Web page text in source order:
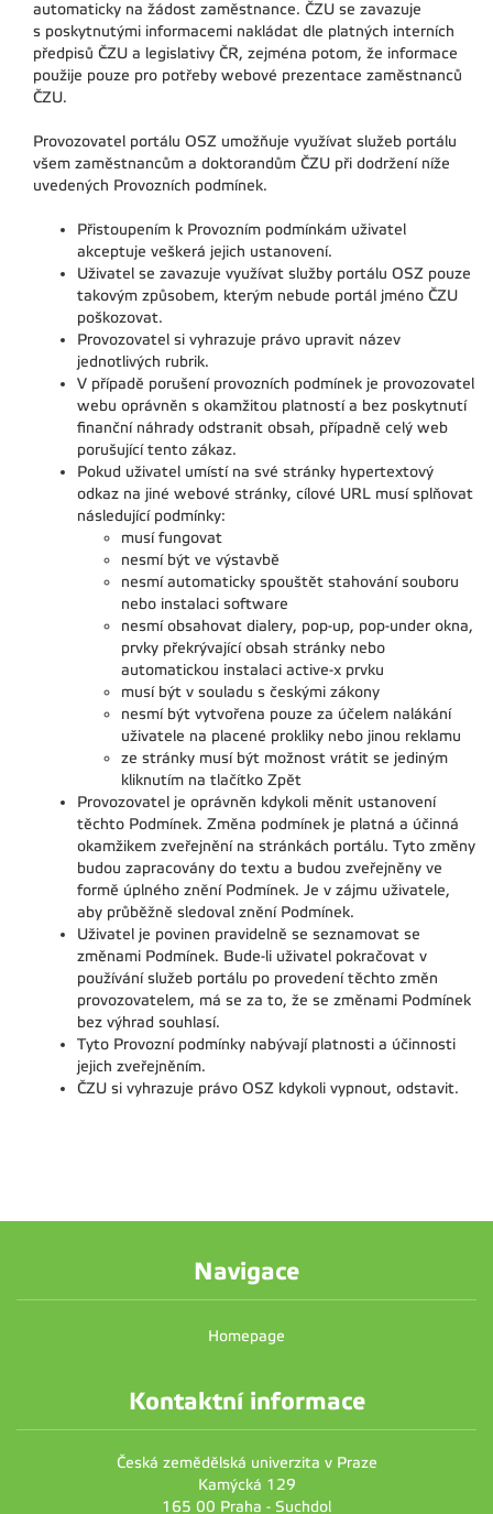
automaticky na žádost zaměstnance. ČZU se zavazuje
s poskytnutými informacemi nakládat dle platných interních
předpisů ČZU a legislativy ČR, zejména potom, že informace
použije pouze pro potřeby webové prezentace zaměstnanců
ČZU.
Provozovatel portálu OSZ umožňuje využívat služeb portálu
všem zaměstnancům a doktorandům ČZU při dodržení níže
uvedených Provozních podmínek.
Přistoupením k Provozním podmínkám uživatel
akceptuje veškerá jejich ustanovení.
Uživatel se zavazuje využívat služby portálu OSZ pouze
takovým způsobem, kterým nebude portál jméno ČZU
poškozovat.
Provozovatel si vyhrazuje právo upravit název
jednotlivých rubrik.
V případě porušení provozních podmínek je provozovatel
webu oprávněn s okamžitou platností a bez poskytnutí
finanční náhrady odstranit obsah, případně celý web
porušující tento zákaz.
Pokud uživatel umístí na své stránky hypertextový
odkaz na jiné webové stránky, cílové URL musí splňovat
následující podmínky:
musí fungovat
nesmí být ve výstavbě
nesmí automaticky spouštět stahování souboru
nebo instalaci software
nesmí obsahovat dialery, pop-up, pop-under okna,
prvky překrývající obsah stránky nebo
automatickou instalaci active-x prvku
musí být v souladu s českými zákony
nesmí být vytvořena pouze za účelem nalákání
uživatele na placené prokliky nebo jinou reklamu
ze stránky musí být možnost vrátit se jediným
kliknutím na tlačítko Zpět
Provozovatel je oprávněn kdykoli měnit ustanovení
těchto Podmínek. Změna podmínek je platná a účinná
okamžikem zveřejnění na stránkách portálu. Tyto změny
budou zapracovány do textu a budou zveřejněny ve
formě úplného znění Podmínek. Je v zájmu uživatele,
aby průběžně sledoval znění Podmínek.
Uživatel je povinen pravidelně se seznamovat se
změnami Podmínek. Bude-li uživatel pokračovat v
používání služeb portálu po provedení těchto změn
provozovatelem, má se za to, že se změnami Podmínek
bez výhrad souhlasí.
Tyto Provozní podmínky nabývají platnosti a účinnosti
jejich zveřejněním.
ČZU si vyhrazuje právo OSZ kdykoli vypnout, odstavit.
Navigace
Homepage
Kontaktní informace
Česká zemědělská univerzita v Praze
Kamýcká 129
165 00 Praha - Suchdol